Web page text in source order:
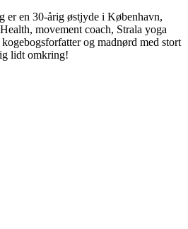
er en 30-årig østjyde i København,
movement coach, Strala yoga
og madnørd med stort
lidt omkring!